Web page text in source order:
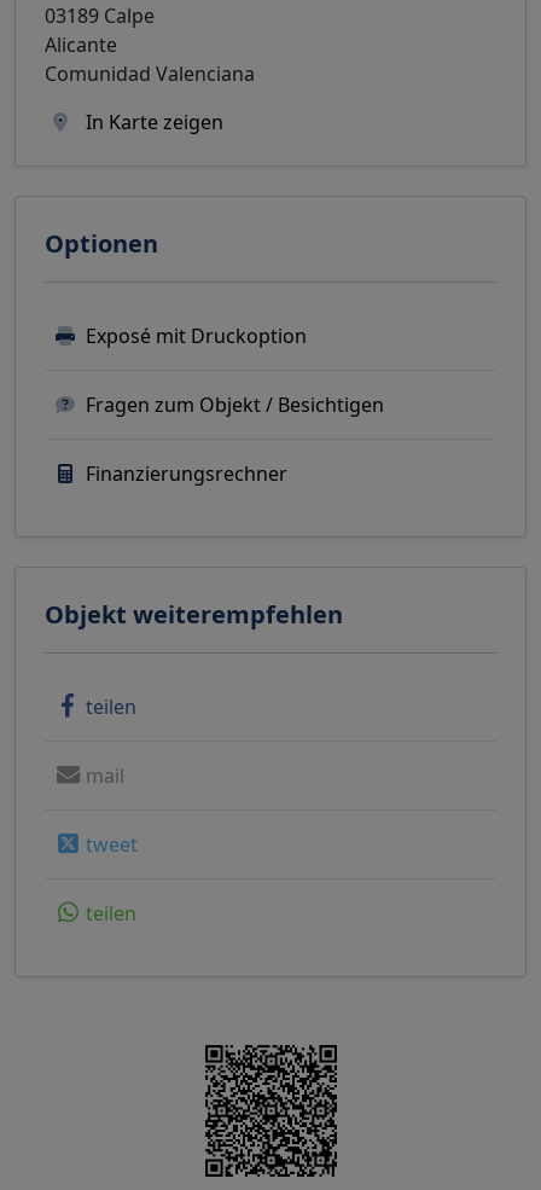
03189 Calpe
Alicante
Comunidad Valenciana
In Karte zeigen
Optionen
Exposé mit Druckoption
Fragen zum Objekt / Besichtigen
Finanzierungsrechner
Objekt weiterempfehlen
teilen
mail
tweet
teilen